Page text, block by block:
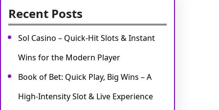
Recent Posts
Sol Casino – Quick‑Hit Slots & Instant
Wins for the Modern Player
Book of Bet: Quick Play, Big Wins – A
High‑Intensity Slot & Live Experience